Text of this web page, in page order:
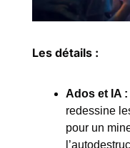
Les détails :
Ados et IA
redessine
pour un